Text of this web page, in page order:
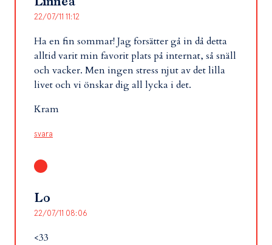
22/07/11 11:12
Ha en fin sommar! Jag forsätter gå in då detta
alltid varit min favorit plats på internat, så snäll
och vacker. Men ingen stress njut av det lilla
livet och vi önskar dig all lycka i det.
Kram
svara
Lo
22/07/11 08:06
<33